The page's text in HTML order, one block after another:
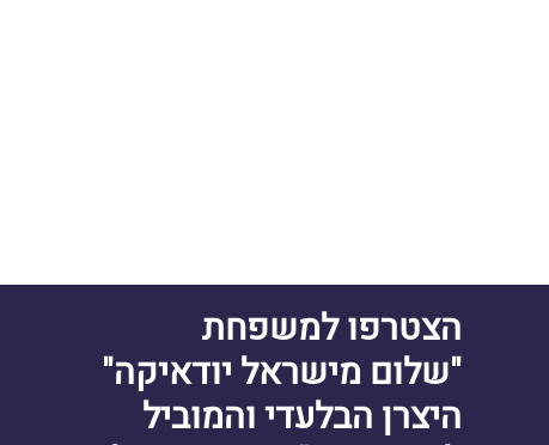
הצטרפו למשפחת
"שלום מישראל יודאיקה"
היצרן הבלעדי והמוביל